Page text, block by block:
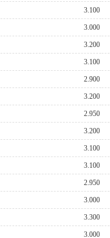
3.100
3.000
3.200
3.100
2.900
3.200
2.950
3.200
3.100
3.100
2.950
3.000
3.300
3.000